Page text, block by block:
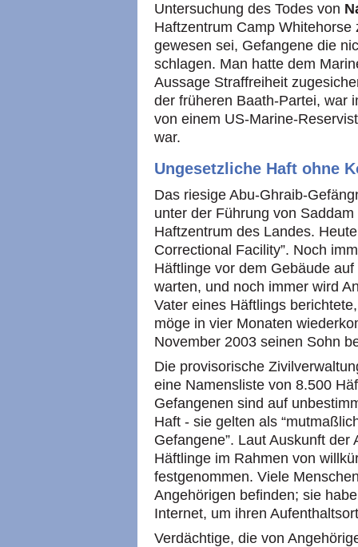
Untersuchung des Todes von
Haftzentrum Camp
gewesen sei, Gefangene die
schlagen. Man hatte dem
Aussage Straffreiheit
der früheren Baath-Partei, war
von einem US-Marine-
war.
Ungesetzliche Haft ohne
Das riesige Abu-Ghraib-
unter der Führung von
Haftzentrum des Landes.
Correctional Facility”. Noch
Häftlinge vor dem Gebäude
warten, und noch immer wird
Vater eines Häftlings
möge in vier Monaten
November 2003 seinen Sohn
Die provisorische
eine Namensliste von 8.500
Gefangenen sind auf
Haft - sie gelten als
Gefangene”. Laut Auskunft
Häftlinge im Rahmen von
festgenommen. Viele
Angehörigen befinden; sie
Internet, um ihren
Verdächtige, die von